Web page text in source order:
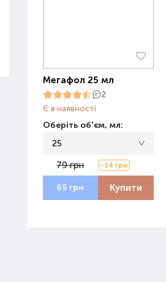
Мегафол 25 мл
2
Є в наявності
Оберіть об'єм, мл:
25
79 грн -14 грн
65 грн Купити